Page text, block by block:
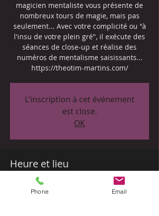
magicien mentaliste vous présente de
nombreux tours de magie, mais pas
seulement... Avec votre complicité ou "à
l'insu de votre plein gré", il exécute des
séances de close-up et réalise des
numéros de mentalisme saisissants...
https://theotim-martins.com/
L'inscription à cet événement
est close.
OK
Heure et lieu
07 sept. 2019, 20:00
Le Plaisance Restaurant, 4 Place Eugène
Phone Email